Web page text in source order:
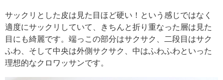
サックリとした皮は見た目ほど硬い！という感じではなく
適度にサックリしていて、きちんと折り重なった層は見た
目にも綺麗です。端っこの部分はサクサク、二段目はサク
ふわ、そして中央は外側サクサク、中はふわふわといった
理想的なクロワッサンです。